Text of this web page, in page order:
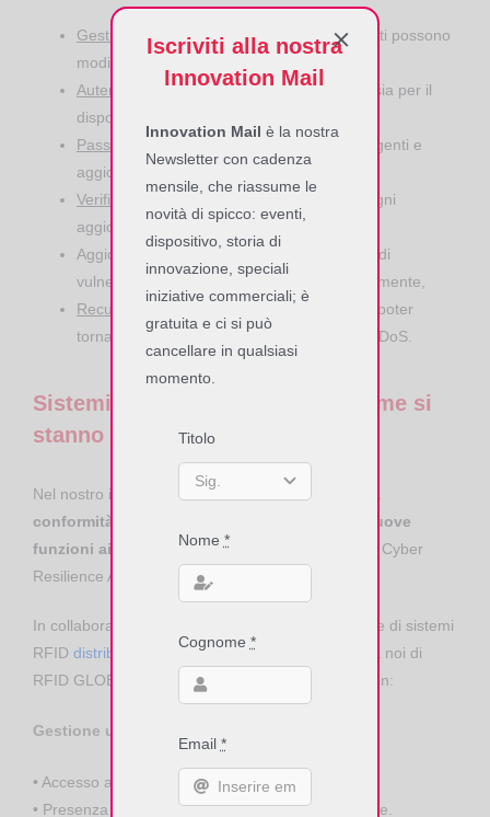
Gestione degli accessi
: solo utenti autenticati possono
modificare le impostazioni del dispositivo,
Autenticazione a due livelli: sia per l’utente sia per il
dispositivo in rete,
Password robuste
: conformi a requisiti stringenti e
aggiornabili in modo sicuro,
Verifica dell’integrità del firmware
durante ogni
aggiornamento,
Aggiornamenti firmware
: in caso di
vulnerabilità, gli utenti sono informati rapidamente,
Recupero post-attacco
: i dispositivi devono poter
tornare in uno stato sicuro dopo un attacco DoS.
Sistemi RFID e cybersecurity: come si
stanno evolvendo i nostri lettori
Nel nostro impegno costante per la
sicurezza e la
conformità normativa
nuove
funzioni ai nostri dispositivi
, come richiesto dal Cyber
Resilience Act.
In collaborazione con
, il produttore di sistemi
RFID distribuiti e supportati in esclusiva in Italia
da noi di
RFID GLOBAL, stiamo aggiornando i dispositivi con:
Gestione utenti avanzata
• Accesso alla configurazione protetto da login.
• Presenza obbligatoria di un utente amministratore.
Iscriviti alla nostra
Innovation Mail
Innovation Mail è la nostra
Newsletter con cadenza
mensile, che riassume le
novità di spicco: eventi,
dispositivo, storia di
innovazione, speciali
iniziative commerciali; è
gratuita e ci si può
cancellare in qualsiasi
momento.
Titolo
Nome *
Cognome *
Email *